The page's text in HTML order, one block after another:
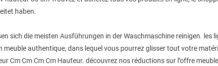
haben.
sich die meisten Ausführungen in der Waschmaschine reinigen.
authentique, dans lequel vous pourrez glisser tout votre
Cm Cm Cm Cm Hauteur. découvrez nos réductions sur l’offre